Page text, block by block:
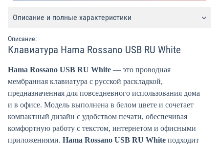
Описание и полные характеристики
Описание:
Клавиатура Hama Rossano USB RU White
Hama Rossano USB RU White — это проводная
мембранная клавиатура с русской раскладкой,
предназначенная для повседневного использования дома
и в офисе. Модель выполнена в белом цвете и сочетает
компактный дизайн с удобством печати, обеспечивая
комфортную работу с текстом, интернетом и офисными
приложениями. Hama Rossano USB RU White подходит